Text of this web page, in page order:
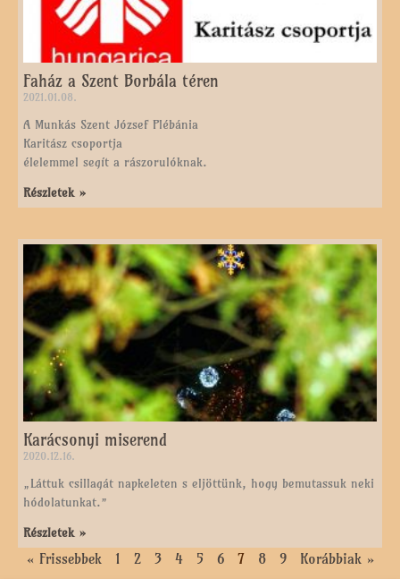
Faház a Szent Borbála téren
2021.01.08.
A Munkás Szent József Plébánia
Karitász csoportja
élelemmel segít a rászorulóknak.
Részletek »
Karácsonyi miserend
2020.12.16.
„Láttuk csillagát napkeleten s eljöttünk, hogy bemutassuk neki
hódolatunkat.”
Részletek »
« Frissebbek 1 2 3 4 5 6 7 8 9 Korábbiak »